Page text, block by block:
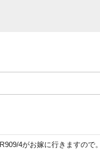
4がお嫁に行きますので。